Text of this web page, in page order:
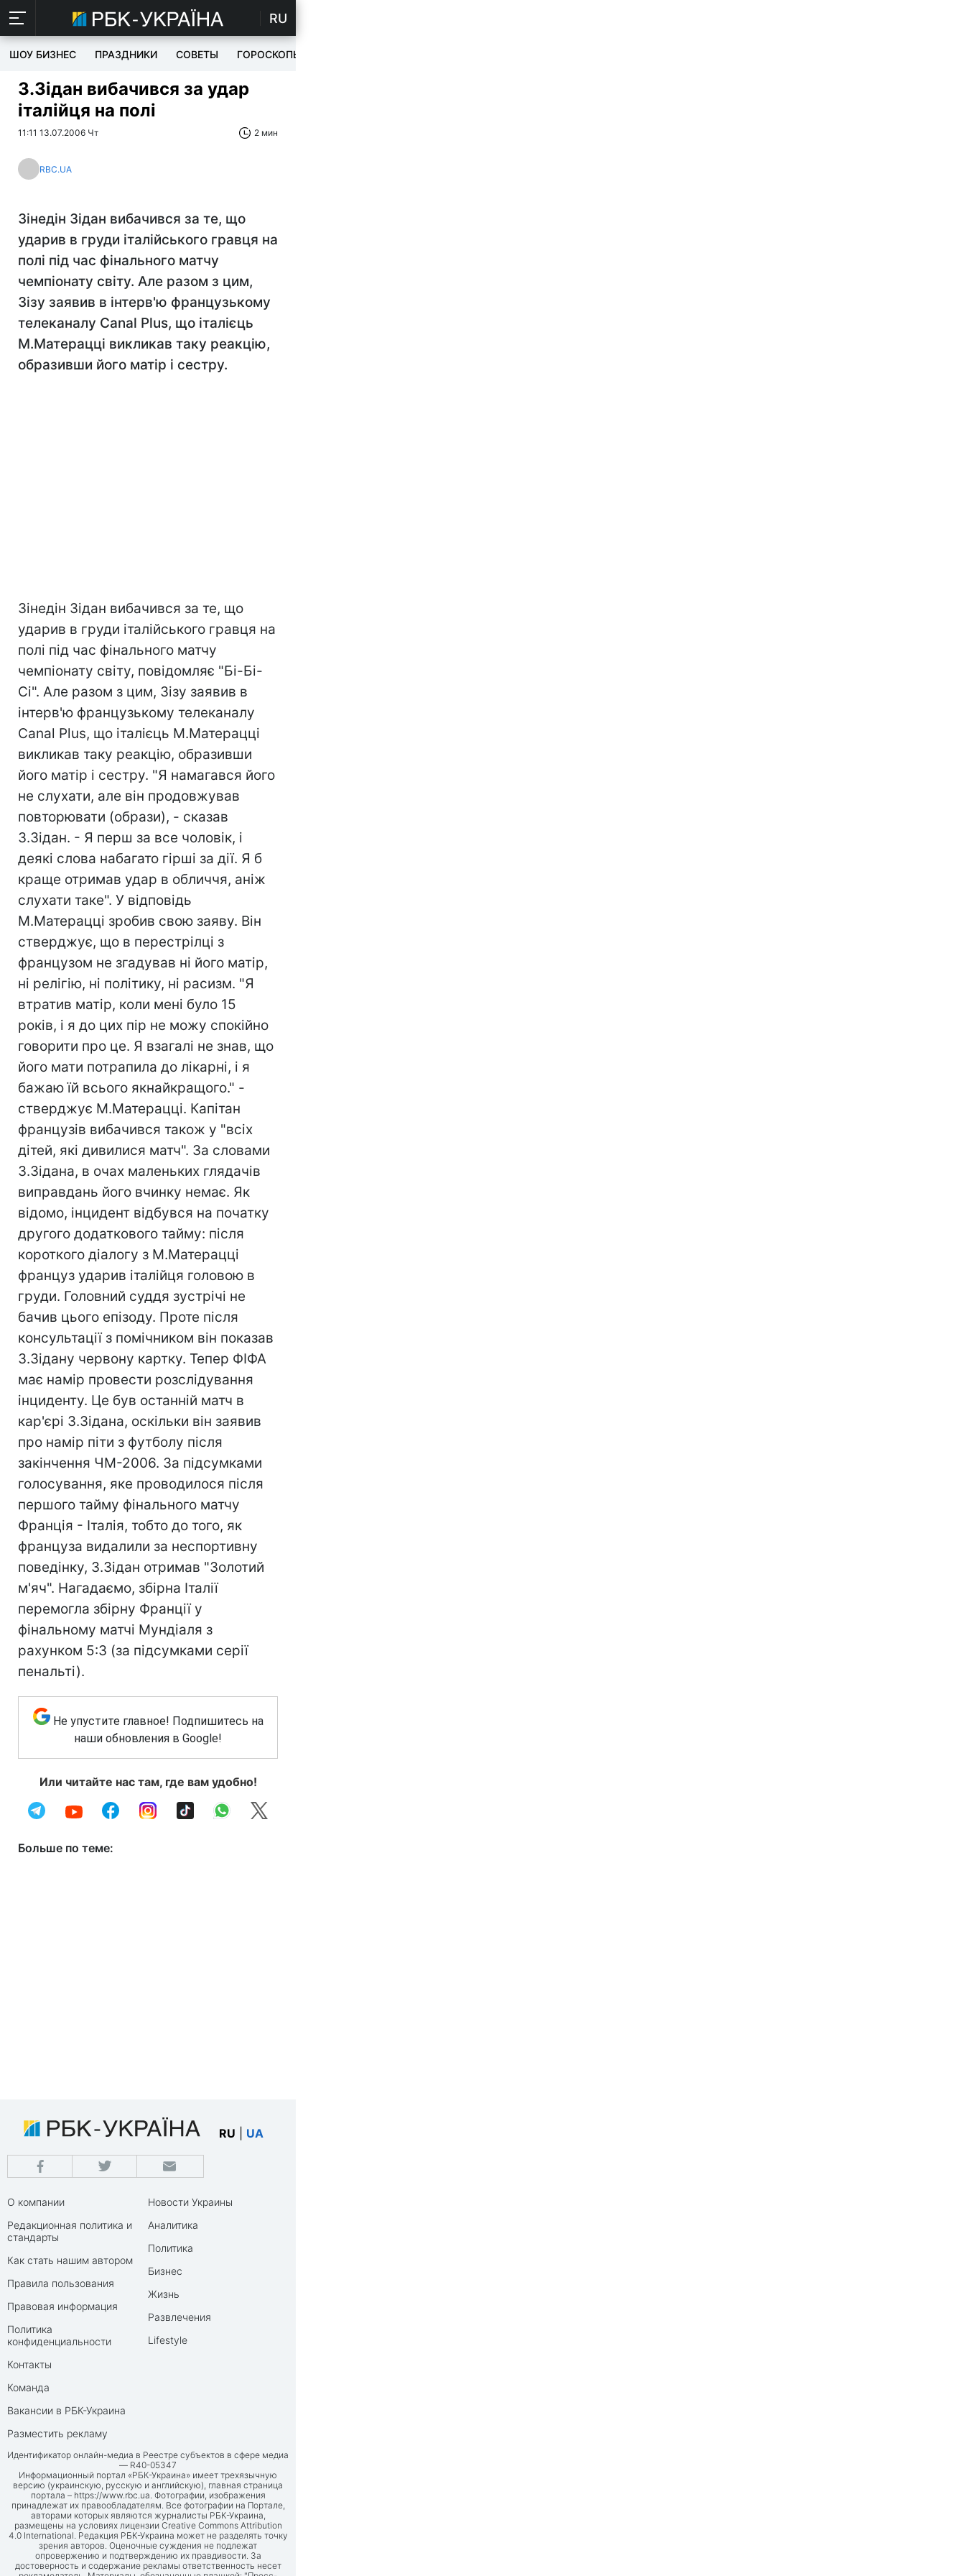
RU
ШОУ БИЗНЕС ПРАЗДНИКИ СОВЕТЫ ГОРОСКОПЫ
З.Зідан вибачився за удар
італійця на полі
11:11 13.07.2006 Чт 2 мин
RBC.UA
Зінедін Зідан вибачився за те, що
ударив в груди італійського гравця на
полі під час фінального матчу
чемпіонату світу. Але разом з цим,
Зізу заявив в інтерв'ю французькому
телеканалу Canal Plus, що італієць
М.Матерацці викликав таку реакцію,
образивши його матір і сестру.
Зінедін Зідан вибачився за те, що
ударив в груди італійського гравця на
полі під час фінального матчу
чемпіонату світу, повідомляє "Бі-Бі-
Сі". Але разом з цим, Зізу заявив в
інтерв'ю французькому телеканалу
Canal Plus, що італієць М.Матерацці
викликав таку реакцію, образивши
його матір і сестру. "Я намагався його
не слухати, але він продовжував
повторювати (образи), - сказав
З.Зідан. - Я перш за все чоловік, і
деякі слова набагато гірші за дії. Я б
краще отримав удар в обличчя, аніж
слухати таке". У відповідь
М.Матерацці зробив свою заяву. Він
стверджує, що в перестрілці з
французом не згадував ні його матір,
ні релігію, ні політику, ні расизм. "Я
втратив матір, коли мені було 15
років, і я до цих пір не можу спокійно
говорити про це. Я взагалі не знав, що
його мати потрапила до лікарні, і я
бажаю їй всього якнайкращого." -
стверджує М.Матерацці. Капітан
французів вибачився також у "всіх
дітей, які дивилися матч". За словами
З.Зідана, в очах маленьких глядачів
виправдань його вчинку немає. Як
відомо, інцидент відбувся на початку
другого додаткового тайму: після
короткого діалогу з М.Матерацці
француз ударив італійця головою в
груди. Головний суддя зустрічі не
бачив цього епізоду. Проте після
консультації з помічником він показав
З.Зідану червону картку. Тепер ФІФА
має намір провести розслідування
інциденту. Це був останній матч в
кар'єрі З.Зідана, оскільки він заявив
про намір піти з футболу після
закінчення ЧМ-2006. За підсумками
голосування, яке проводилося після
першого тайму фінального матчу
Франція - Італія, тобто до того, як
француза видалили за неспортивну
поведінку, З.Зідан отримав "Золотий
м'яч". Нагадаємо, збірна Італії
перемогла збірну Франції у
фінальному матчі Мундіаля з
рахунком 5:3 (за підсумками серії
пенальті).
Не упустите главное! Подпишитесь на
наши обновления в Google!
Или читайте нас там, где вам удобно!
Больше по теме:
RU UA
О компании
Редакционная политика и
стандарты
Как стать нашим автором
Правила пользования
Правовая информация
Политика
конфиденциальности
Контакты
Команда
Вакансии в РБК-Украина
Разместить рекламу
Новости Украины
Аналитика
Политика
Бизнес
Жизнь
Развлечения
Lifestyle
Идентификатор онлайн-медиа в Реестре субъектов в сфере медиа
— R40-05347
Информационный портал «РБК-Украина» имеет трехязычную
версию (украинскую, русскую и английскую), главная страница
портала – https://www.rbc.ua. Фотографии, изображения
принадлежат их правообладателям. Все фотографии на Портале,
авторами которых являются журналисты РБК-Украина,
размещены на условиях лицензии Creative Commons Attribution
4.0 International. Редакция РБК-Украина может не разделять точку
зрения авторов. Оценочные суждения не подлежат
опровержению и подтверждению их правдивости. За
достоверность и содержание рекламы ответственность несет